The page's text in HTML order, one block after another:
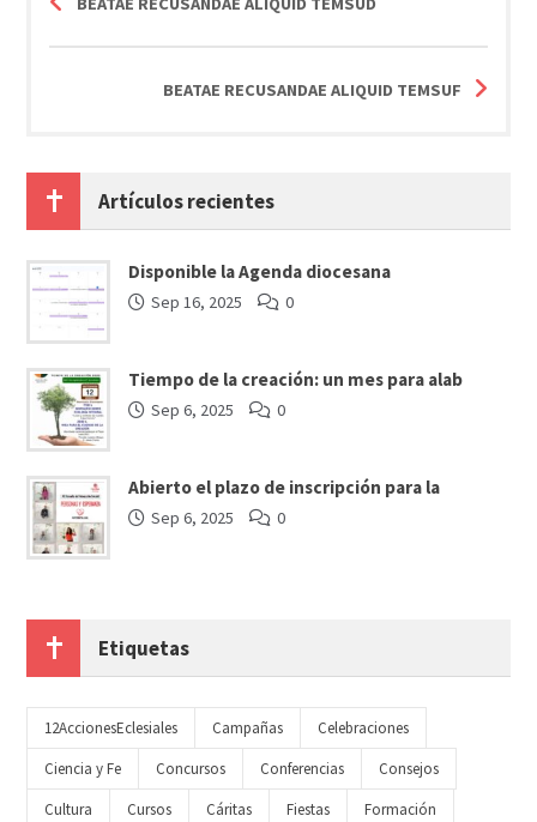
BEATAE RECUSANDAE ALIQUID TEMSUF
Artículos recientes
Disponible la Agenda diocesana
Sep 16, 2025 0
Tiempo de la creación: un mes para alab
Sep 6, 2025 0
Abierto el plazo de inscripción para la
Sep 6, 2025 0
Etiquetas
12AccionesEclesiales Campañas
Celebraciones
Ciencia y Fe
Concursos Conferencias
Consejos
Cultura
Cursos Cáritas Fiestas
Formación